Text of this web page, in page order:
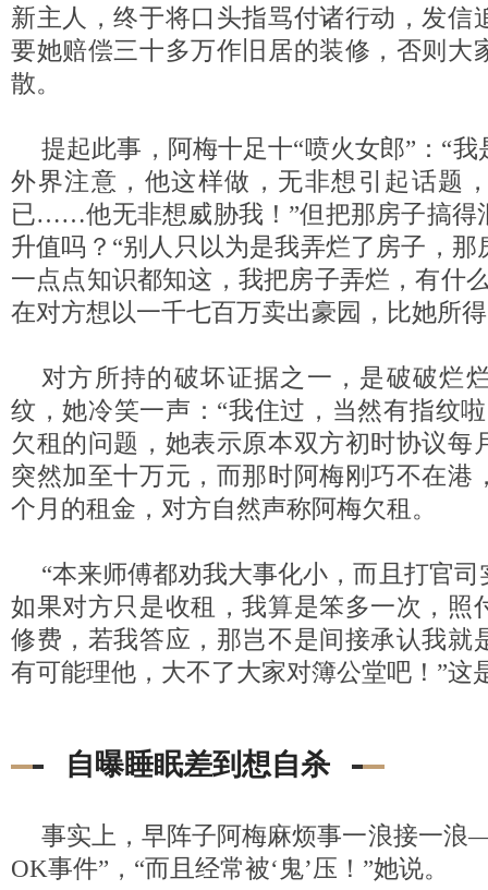
新主人，终于将口头指骂付诸行动，发信
要她赔偿三十多万作旧居的装修，否则大
散。
提起此事，阿梅十足十“喷火女郎”：“
外界注意，他这样做，无非想引起话题
已……他无非想威胁我！”但把那房子搞得
升值吗？“别人只以为是我弄烂了房子，
一点点知识都知这，我把房子弄烂，有什
在对方想以一千七百万卖出豪园，比她所
对方所持的破坏证据之一，是破破烂
纹，她冷笑一声：“我住过，当然有指纹
欠租的问题，她表示原本双方初时协议每
突然加至十万元，而那时阿梅刚巧不在港
个月的租金，对方自然声称阿梅欠租。
“本来师傅都劝我大事化小，而且打官
如果对方只是收租，我算是笨多一次，照
修费，若我答应，那岂不是间接承认我就
有可能理他，大不了大家对簿公堂吧！”这
自曝睡眠差到想自杀
事实上，早阵子阿梅麻烦事一浪接一
OK事件”，“而且经常被‘鬼’压！”她说。